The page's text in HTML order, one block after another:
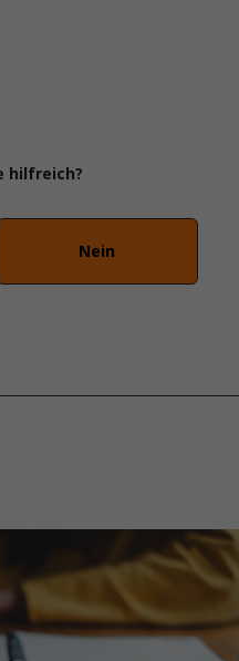
hilfreich?
Nein